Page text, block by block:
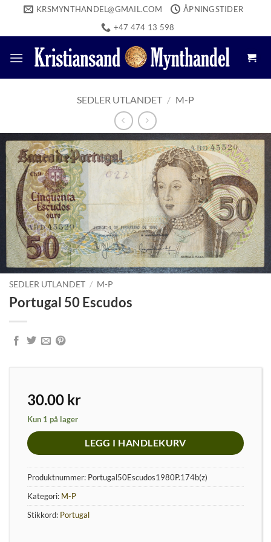
content
KRSMYNTHANDEL@GMAIL.COM
ÅPNINGSTIDER
+47 474 13 598
SEDLER UTLANDET / M-P
SEDLER UTLANDET / M-P
Portugal 50 Escudos
30.00 kr
Kun 1 på lager
LEGG I HANDLEKURV
Produktnummer: Portugal50Escudos1980P.174b(z)
Kategori: M-P
Stikkord: Portugal